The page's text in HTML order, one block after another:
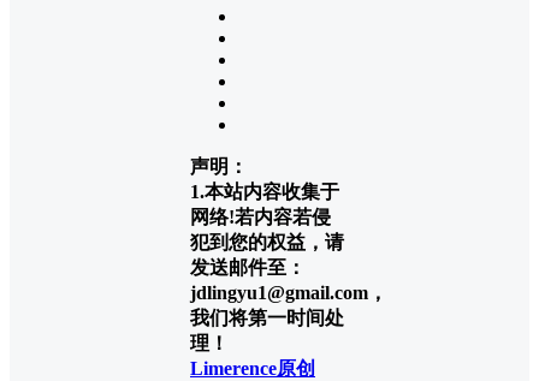
声明：
1.本站内容收集于
网络!若内容若侵
犯到您的权益，请
发送邮件至：
jdlingyu1@gmail.com，
我们将第一时间处
理！
Limerence原创